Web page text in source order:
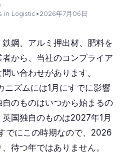
in Logistic•2026年7月06日
鋼、アルミ押出材、肥料を
から、当社のコンプライア
い合わせがあります。
ニズムには1月にすでに影響
のものはいつから始まるの
国独自のものは2027年1月
でにこの時期なので、2026
待つ年ではありません。